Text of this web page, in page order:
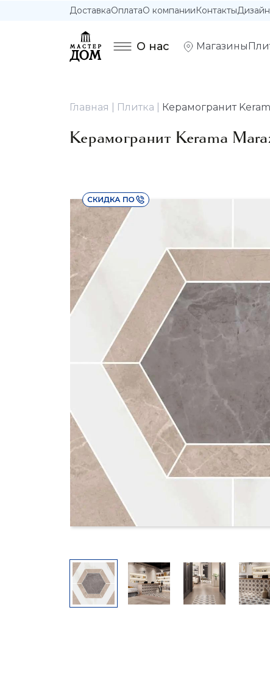
ДоставкаОплатаО компанииКонтакты
О нас Магазины
Главная Плитка Керамогранит
Керамогранит Kerama